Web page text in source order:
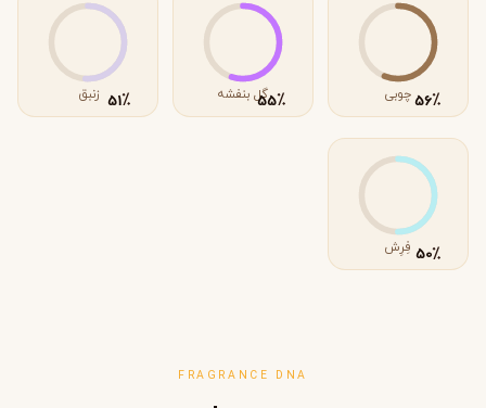
٪56 چوبی ٪55گل بنفشه ٪51 زنبق
٪50 فِرِش
FRAGRANCE DNA